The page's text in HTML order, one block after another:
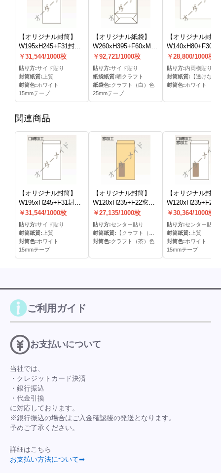
【オリジナル封筒】
W195xH245+F31封筒
(15mmテープ)(S貼)
￥31,544/1000枚
貼り方:サイド貼り
封筒紙質: 上質
封筒色:ホワイト
15mmテープ
【オリジナル紙袋】
W260xH395+F60xM70mm
保存袋(25mmテープ)
(S貼)
￥92,721/1000枚
貼り方:サイド貼り
紙袋紙質:晒クラフト
紙袋色:クラフト（白）色
25mmテープ
【オリジナル封筒
W140xH80+F30内
ス貼封筒(なし)(両
￥28,800/1000枚
貼り方:内両横貼り
封筒紙質: 【透けないケント（≒ハーフトーン９９
封筒色:ホワイト
関連商品
【オリジナル封筒】
W195xH245+F31封筒
(15mmテープ)(S貼)
￥31,544/1000枚
貼り方:サイド貼り
封筒紙質: 上質
封筒色:ホワイト
15mmテープ
【オリジナル封筒】
W120xH235+F22窓明
封筒(なし)(C貼)
￥27,135/1000枚
貼り方:センター貼り
封筒紙質: 【クラフト（＝半晒クラフト）】
封筒色:クラフト（茶）色
【オリジナル封筒
W120xH235+F22
封筒(15mmテープ
貼)
￥30,364/1000枚
貼り方:センター貼り
封筒紙質: 上質
封筒色:ホワイト
15mmテープ
ご利用ガイド
お支払いについて
当社では、
・クレジットカード決済
・銀行振込
・代金引換
に対応しております。
※銀行振込の場合はご入金確認後の発送となります。
予めご了承ください。
詳細はこちら
お支払い方法について➡